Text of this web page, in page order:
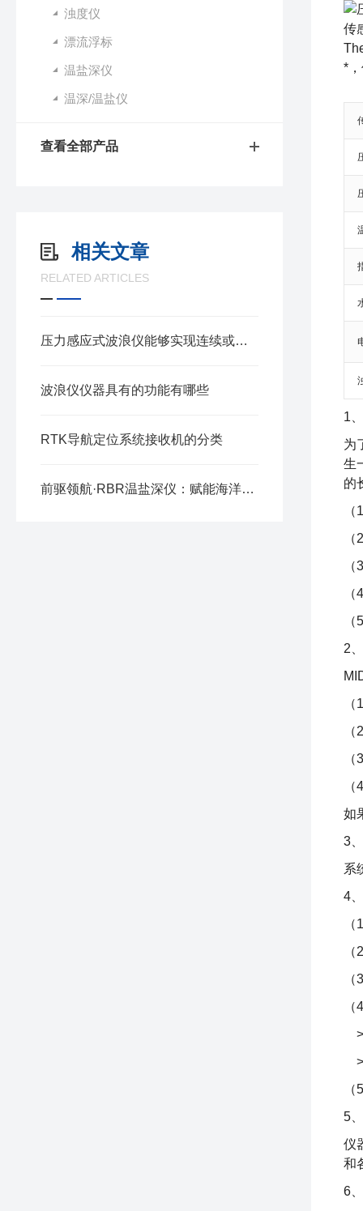
浊度仪
漂流浮标
温盐深仪
温深/温盐仪
查看全部产品
相关文章
RELATED ARTICLES
压力感应式波浪仪能够实现连续或间歇的波浪采样
波浪仪仪器具有的功能有哪些
RTK导航定位系统接收机的分类
前驱领航·RBR温盐深仪：赋能海洋探测的精准标尺
传
*
1
为
生
的
2
如
3
系
4
5
仪
和
6